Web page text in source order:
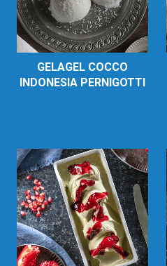
GELAGEL COCCO
INDONESIA PERNIGOTTI